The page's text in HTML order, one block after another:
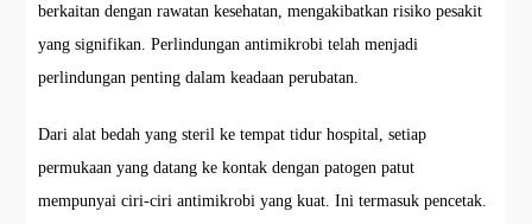
berkaitan dengan rawatan kesehatan, mengakibatkan risiko pesakit
yang signifikan. Perlindungan antimikrobi telah menjadi
perlindungan penting dalam keadaan perubatan.
Dari alat bedah yang steril ke tempat tidur hospital, setiap
permukaan yang datang ke kontak dengan patogen patut
mempunyai ciri-ciri antimikrobi yang kuat. Ini termasuk pencetak.